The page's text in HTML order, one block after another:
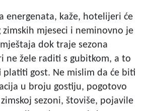
energenata, kaže, hotelijeri će
mjeseci i neminovno je
dok traje sezona
ne žele raditi s gubitkom, a to
platiti gost. Ne mislim da će biti
u broju gostiju, pogotovo
sezoni, štoviše, pojavile